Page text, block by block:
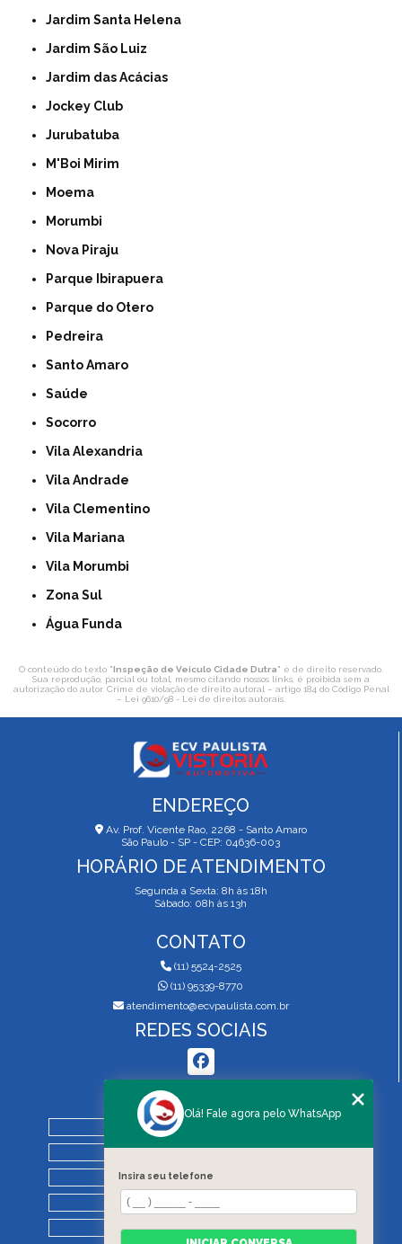
Jardim Santa Helena
Jardim São Luiz
Jardim das Acácias
Jockey Club
Jurubatuba
M'Boi Mirim
Moema
Morumbi
Nova Piraju
Parque Ibirapuera
Parque do Otero
Pedreira
Santo Amaro
Saúde
Socorro
Vila Alexandria
Vila Andrade
Vila Clementino
Vila Mariana
Vila Morumbi
Zona Sul
Água Funda
O conteúdo do texto "Inspeção de Veículo Cidade Dutra" é de direito reservado.
Sua reprodução, parcial ou total, mesmo citando nossos links, é proibida sem a
autorização do autor. Crime de violação de direito autoral – artigo 184 do Código Penal
– Lei 9610/98 - Lei de direitos autorais
ENDEREÇO
Av. Prof. Vicente Rao, 2268 - Santo Amaro
São Paulo - SP - CEP: 04636-003
HORÁRIO DE ATENDIMENTO
Segunda a Sexta: 8h às 18h
Sábado: 08h às 13h
CONTATO
(11) 5524-2525
(11) 95339-8770
atendimento@ecvpaulista.com.br
REDES SOCIAIS
MENU
QUEM SOMOS
SERVIÇOS
BLOG
REGRAS DE VISTORIA
Olá! Fale agora pelo WhatsApp
Insira seu telefone